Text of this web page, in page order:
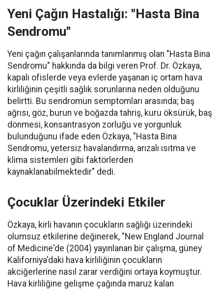
Yeni Çağın Hastalığı: "Hasta Bina
Sendromu"
Yeni çağın çalışanlarında tanımlanmış olan "Hasta Bina
Sendromu" hakkında da bilgi veren Prof. Dr. Özkaya,
kapalı ofislerde veya evlerde yaşanan iç ortam hava
kirliliğinin çeşitli sağlık sorunlarına neden olduğunu
belirtti. Bu sendromun semptomları arasında; baş
ağrısı, göz, burun ve boğazda tahriş, kuru öksürük, baş
dönmesi, konsantrasyon zorluğu ve yorgunluk
bulunduğunu ifade eden Özkaya, "Hasta Bina
Sendromu, yetersiz havalandırma, arızalı ısıtma ve
klima sistemleri gibi faktörlerden
kaynaklanabilmektedir" dedi.
Çocuklar Üzerindeki Etkiler
Özkaya, kirli havanın çocukların sağlığı üzerindeki
olumsuz etkilerine değinerek, "New England Journal
of Medicine'de (2004) yayınlanan bir çalışma, güney
Kaliforniya'daki hava kirliliğinin çocukların
akciğerlerine nasıl zarar verdiğini ortaya koymuştur.
Hava kirliliğine gelişme çağında maruz kalan